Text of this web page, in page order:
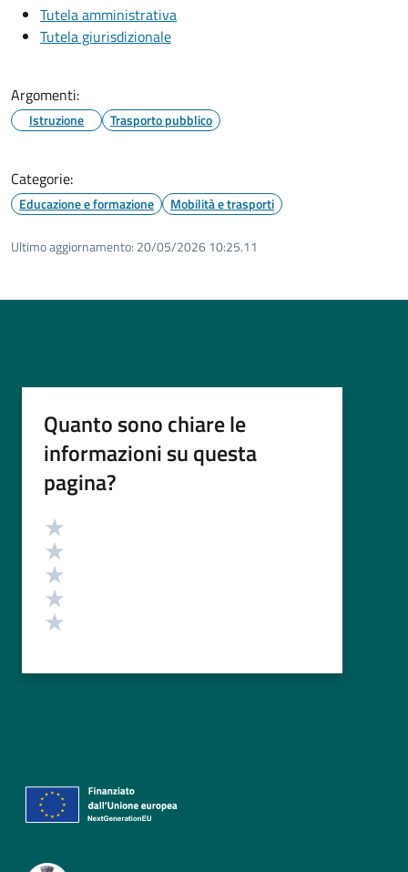
Tutela amministrativa
Tutela giurisdizionale
Argomenti:
Istruzione Trasporto pubblico
Categorie:
Educazione e formazione Mobilità e trasporti
Ultimo aggiornamento: 20/05/2026 10:25.11
Quanto sono chiare le
informazioni su questa
pagina?
Valutazione